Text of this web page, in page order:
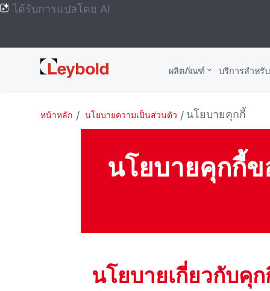
ได้รับการแปลโดย AI
Leybold
Global
ผลิตภัณฑ์ บริการสําห
หน้าหลัก นโยบายความเป็นส่วนตัว นโยบายคุกกี้
นโยบายคุกกี้
นโยบายเกี่ยวกับคุ